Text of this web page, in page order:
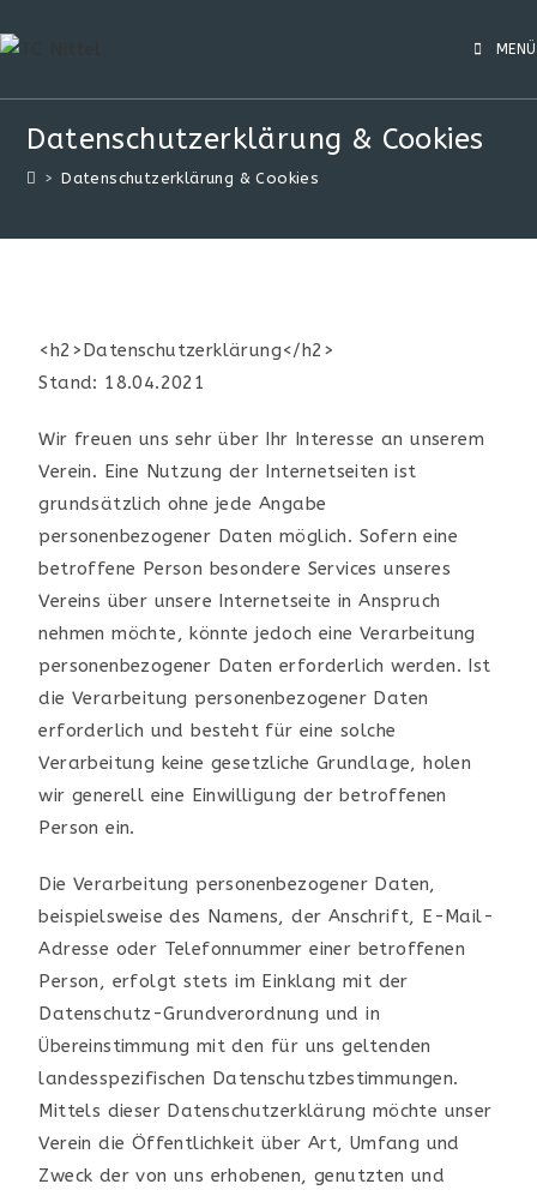
MENÜ
Datenschutzerklärung & Cookies
> Datenschutzerklärung & Cookies
<h2>Datenschutzerklärung</h2>
Stand: 18.04.2021
Wir freuen uns sehr über Ihr Interesse an unserem
Verein. Eine Nutzung der Internetseiten ist
grundsätzlich ohne jede Angabe
personenbezogener Daten möglich. Sofern eine
betroffene Person besondere Services unseres
Vereins über unsere Internetseite in Anspruch
nehmen möchte, könnte jedoch eine Verarbeitung
personenbezogener Daten erforderlich werden. Ist
die Verarbeitung personenbezogener Daten
erforderlich und besteht für eine solche
Verarbeitung keine gesetzliche Grundlage, holen
wir generell eine Einwilligung der betroffenen
Person ein.
Die Verarbeitung personenbezogener Daten,
beispielsweise des Namens, der Anschrift, E-Mail-
Adresse oder Telefonnummer einer betroffenen
Person, erfolgt stets im Einklang mit der
Datenschutz-Grundverordnung und in
Übereinstimmung mit den für uns geltenden
landesspezifischen Datenschutzbestimmungen.
Mittels dieser Datenschutzerklärung möchte unser
Verein die Öffentlichkeit über Art, Umfang und
Zweck der von uns erhobenen, genutzten und